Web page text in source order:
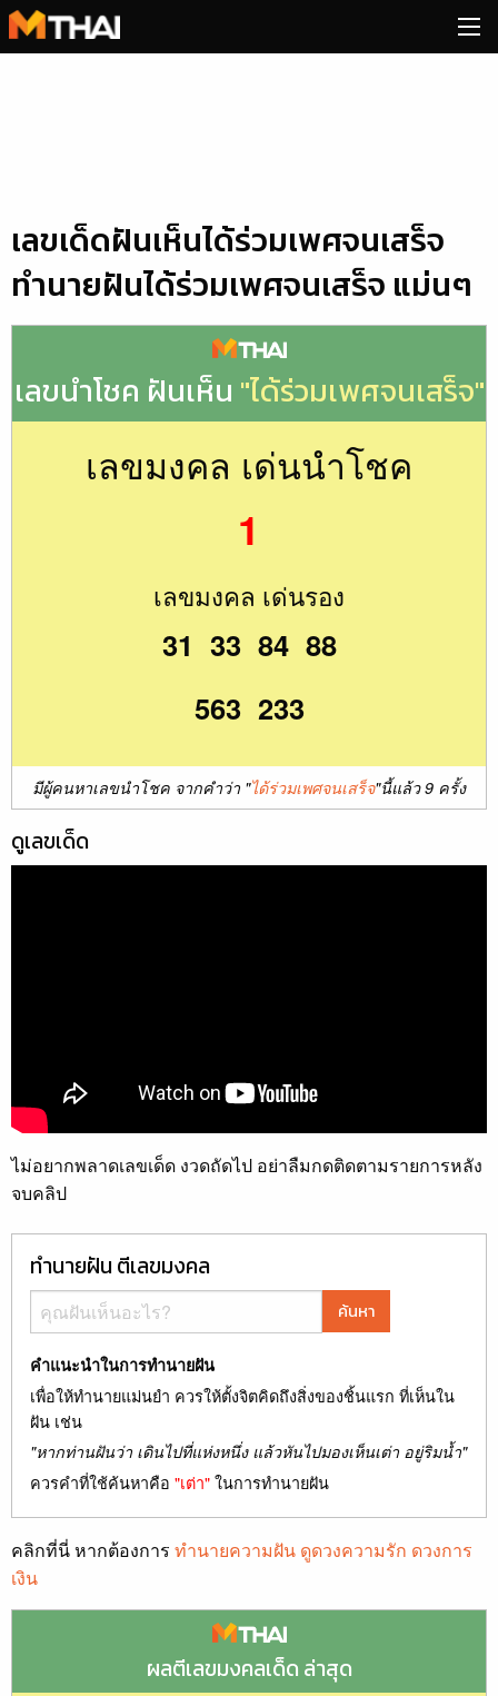
Skip
to
เลขเด็ดฝันเห็นได้ร่วมเพศจนเสร็จ
ทำนายฝันได้ร่วมเพศจนเสร็จ แม่นๆ
เลขนำโชค ฝันเห็น "ได้ร่วมเพศจนเสร็จ"
เลขมงคล เด่นนำโชค
1
เลขมงคล เด่นรอง
31 33 84 88
563 233
มีผู้คนหาเลขนำโชค จากคำว่า "ได้ร่วมเพศจนเสร็จ"นี้แล้ว 9 ครั้ง
ดูเลขเด็ด
ไม่อยากพลาดเลขเด็ด งวดถัดไป อย่าลืมกดติดตามรายการหลัง
จบคลิป
ทำนายฝัน ตีเลขมงคล
ค้นหา
คำแนะนำในการทำนายฝัน
เพื่อให้ทำนายแม่นยำ ควรให้ตั้งจิตคิดถึงสิ่งของชิ้นแรก ที่เห็นใน
ฝัน เช่น
"หากท่านฝันว่า เดินไปที่แห่งหนึ่ง แล้วหันไปมองเห็นเต่า อยู่ริมน้ำ"
ควรคำที่ใช้ค้นหาคือ "เต่า"ในการทำนายฝัน
คลิกที่นี่ หากต้องการ ทำนายความฝัน ดูดวงความรัก ดวงการ
เงิน
ผลตีเลขมงคลเด็ด ล่าสุด